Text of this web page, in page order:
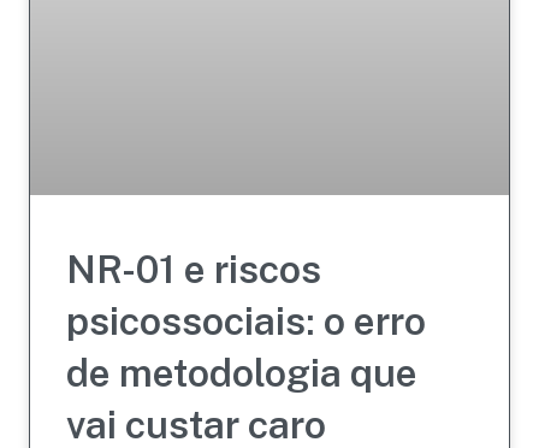
NR-01 e riscos
psicossociais: o erro
de metodologia que
vai custar caro